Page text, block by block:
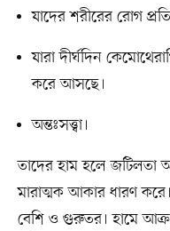
যাদের শরীরের রোগ
যারা দীর্ঘদিন
করে আসছে।
অন্তঃসত্ত্বা।
তাদের হাম হলে
মারাত্মক আকার ধারণ
বেশি ও গুরুতর। হামে